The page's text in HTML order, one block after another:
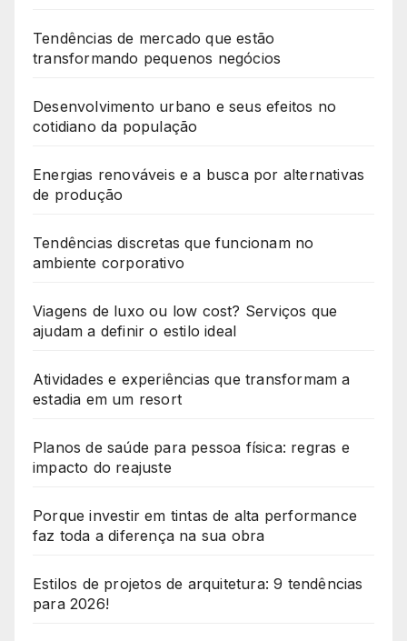
Tendências de mercado que estão
transformando pequenos negócios
Desenvolvimento urbano e seus efeitos no
cotidiano da população
Energias renováveis e a busca por alternativas
de produção
Tendências discretas que funcionam no
ambiente corporativo
Viagens de luxo ou low cost? Serviços que
ajudam a definir o estilo ideal
Atividades e experiências que transformam a
estadia em um resort
Planos de saúde para pessoa física: regras e
impacto do reajuste
Porque investir em tintas de alta performance
faz toda a diferença na sua obra
Estilos de projetos de arquitetura: 9 tendências
para 2026!